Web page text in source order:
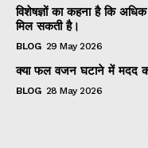
विशेषज्ञों का कहना है कि
मिल सकती है।
BLOG 29 May 2026
क्या फल वजन घटाने में मदद
BLOG 28 May 2026